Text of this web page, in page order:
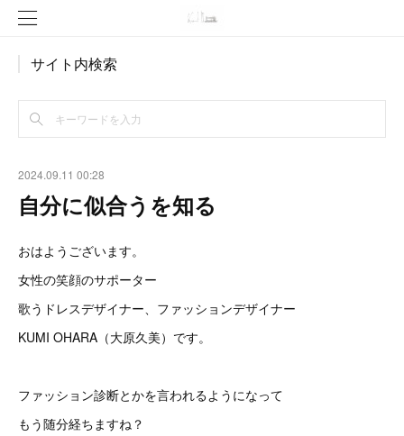
サイト内検索
2024.09.11 00:28
自分に似合うを知る
おはようございます。
女性の笑顔のサポーター
歌うドレスデザイナー、ファッションデザイナー
KUMI OHARA（大原久美）です。
ファッション診断とかを言われるようになって
もう随分経ちますね？